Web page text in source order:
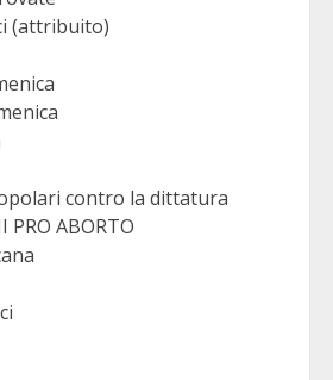
(attribuito)
contro la dittatura
PRO ABORTO